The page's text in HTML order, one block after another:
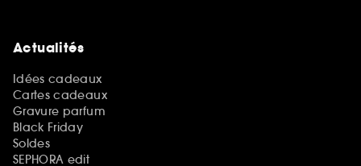
Actualités
Idées cadeaux
Cartes cadeaux
Gravure parfum
Black Friday
Soldes
SEPHORA edit